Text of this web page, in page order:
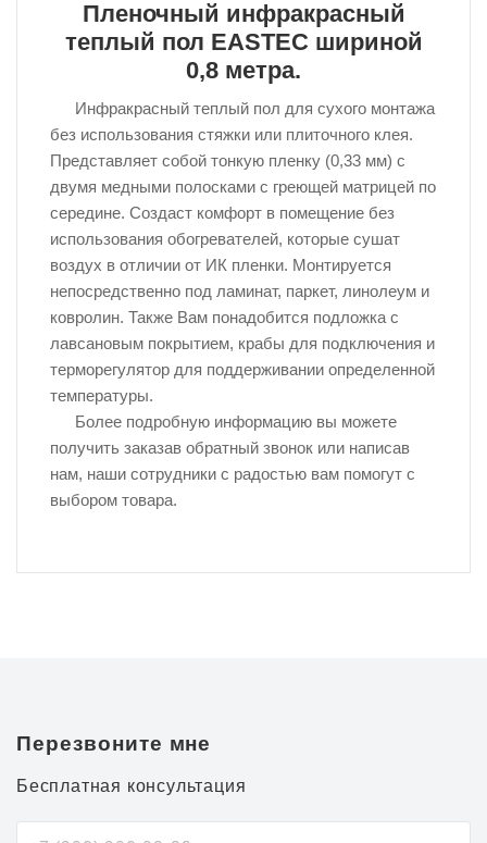
Пленочный инфракрасный
теплый пол EASTEC шириной
0,8 метра.
Инфракрасный теплый пол для сухого монтажа
без использования стяжки или плиточного клея.
Представляет собой тонкую пленку (0,33 мм) с
двумя медными полосками с греющей матрицей по
середине. Создаст комфорт в помещение без
использования обогревателей, которые сушат
воздух в отличии от ИК пленки. Монтируется
непосредственно под ламинат, паркет, линолеум и
ковролин. Также Вам понадобится подложка с
лавсановым покрытием, крабы для подключения и
терморегулятор для поддерживании определенной
температуры.
Более подробную информацию вы можете
получить заказав обратный звонок или написав
нам, наши сотрудники с радостью вам помогут с
выбором товара.
Перезвоните мне
Бесплатная консультация